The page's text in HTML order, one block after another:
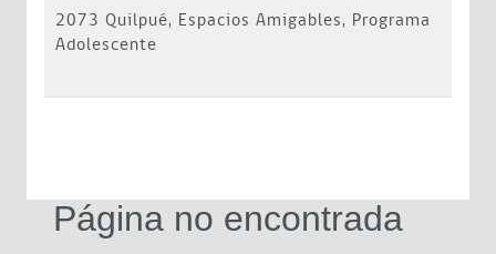
2073 Quilpué, Espacios Amigables, Programa
Adolescente
Página no encontrada